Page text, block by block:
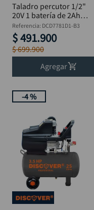
Taladro percutor 1/2"
20V 1 batería de 2Ah +
bolso DeWalt
DCD7781D1-B3
+Obsequio
Avellanador Dewalt
Referencia: DCD7781D1-B3
$491.900
$699.900
Agregar
-4 %